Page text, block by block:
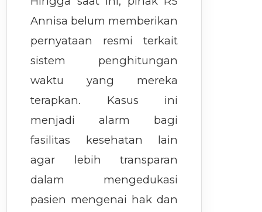
Annisa belum memberikan
pernyataan resmi terkait
sistem penghitungan
waktu yang mereka
terapkan. Kasus ini
menjadi alarm bagi
fasilitas kesehatan lain
agar lebih transparan
dalam mengedukasi
pasien mengenai hak dan